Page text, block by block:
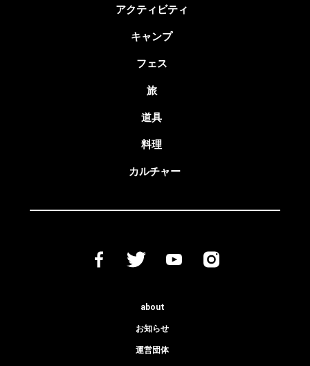
アクティビティ
キャンプ
フェス
旅
道具
料理
カルチャー
about
お知らせ
運営団体